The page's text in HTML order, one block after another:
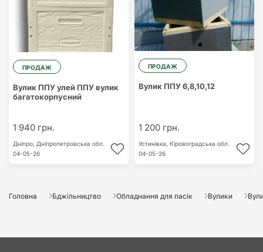
ПРОДАЖ
Вулик ППУ улей ППУ вулик
багатокорпусний
1 940 грн.
Дніпро, Дніпропетровська обл.
04-05-26
ПРОДАЖ
Вулик ППУ 6,8,10,12
1 200 грн.
Устинівка, Кіровоградська обл.
04-05-26
Головна Бджільництво Обладнання для пасік Вулики